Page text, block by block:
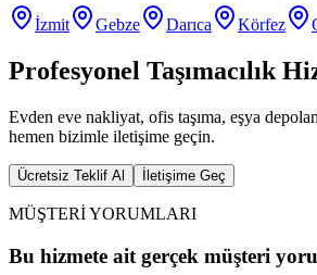
İzmit Gebze Darıca Körfez
Profesyonel Taşımacılık
Evden eve nakliyat, ofis taşıma, eşya
hemen bizimle iletişime geçin.
Ücretsiz Teklif Al İletişime Geç
MÜŞTERİ YORUMLARI
Bu hizmete ait gerçek müşteri